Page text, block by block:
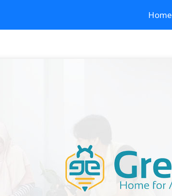
Home